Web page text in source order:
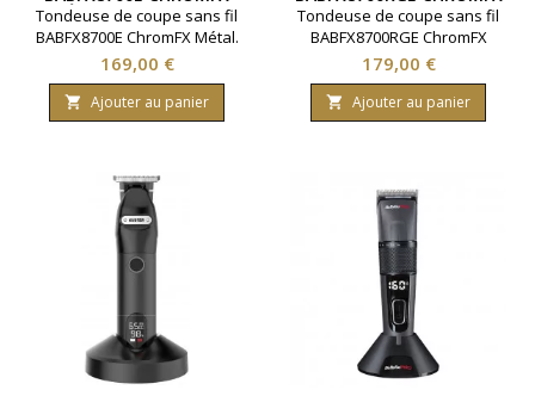
MÉTAL BABYLISS PRO
Tondeuse de coupe sans fil
BABFX8700E ChromFX Métal.
Batterie avec autonomie
120 minutes. Cinq hauteurs
de coupe. Moteur 7000 tours
par minutes. Livré avec
Prix
169,00 €
 Ajouter au panier
ROSE GOLD BABYLISS PRO
Tondeuse de coupe sans fil
BABFX8700RGE ChromFX
Rose Gold. Batterie avec
autonomie 120 minutes. Cinq
hauteurs de coupe. Moteur
7000 tours par minutes. Livré
Prix
179,00 €
 Ajouter au panier